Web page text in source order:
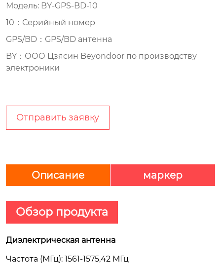
Модель: BY-GPS-BD-10
10：Серийный номер
GPS/BD：GPS/BD антенна
BY：ООО Цзясин Beyondoor по производству
электроники
Отправить заявку
Описание маркер
Обзор продукта
Диэлектрическая антенна
Частота (МГц): 1561-1575,42 МГц